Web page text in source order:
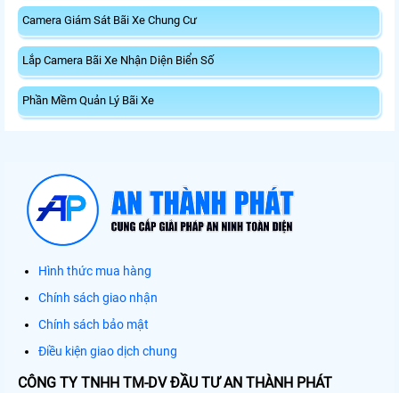
Camera Giám Sát Bãi Xe Chung Cư
Lắp Camera Bãi Xe Nhận Diện Biển Số
Phần Mềm Quản Lý Bãi Xe
Hình thức mua hàng
Chính sách giao nhận
Chính sách bảo mật
Điều kiện giao dịch chung
CÔNG TY TNHH TM-DV ĐẦU TƯ AN THÀNH PHÁT